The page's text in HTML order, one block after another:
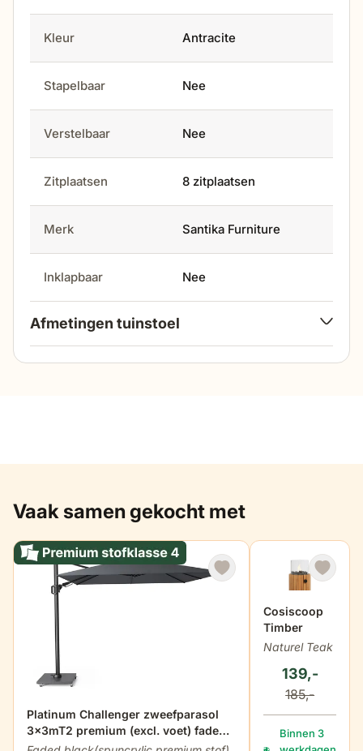
Kleur Antracite
Stapelbaar Nee
Verstelbaar Nee
Zitplaatsen 8 zitplaatsen
Merk Santika Furniture
Inklapbaar Nee
Afmetingen tuinstoel
diepte 57 cm
zithoogte 50 cm
zitdiepte 46 cm
hoogte armleuning
breedte armleuning
Vaak samen gekocht met
Platinum Challenger zweefparasol
3x3mT2 premium (excl. voet) faded
black
Cosiscoop
Timber
Naturel Teak
139,-
185,-
Binnen 3